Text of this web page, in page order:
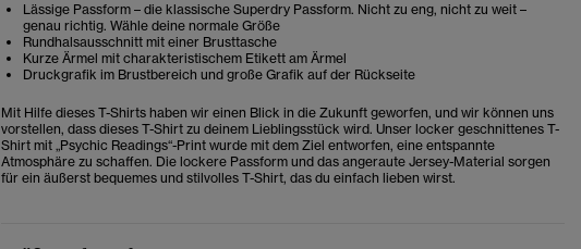
Lässige Passform – die klassische Superdry Passform. Nicht zu eng, nicht zu weit –
genau richtig. Wähle deine normale Größe
Rundhalsausschnitt mit einer Brusttasche
Kurze Ärmel mit charakteristischem Etikett am Ärmel
Druckgrafik im Brustbereich und große Grafik auf der Rückseite
Mit Hilfe dieses T-Shirts haben wir einen Blick in die Zukunft geworfen, und wir können uns
vorstellen, dass dieses T-Shirt zu deinem Lieblingsstück wird. Unser locker geschnittenes T-
Shirt mit „Psychic Readings“-Print wurde mit dem Ziel entworfen, eine entspannte
Atmosphäre zu schaffen. Die lockere Passform und das angeraute Jersey-Material sorgen
für ein äußerst bequemes und stilvolles T-Shirt, das du einfach lieben wirst.